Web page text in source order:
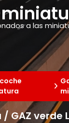
a las
/ GAZ verde